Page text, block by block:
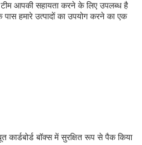
आपकी सहायता करने के लिए उपलब्ध है
हमारे उत्पादों का उपयोग करने का एक
कार्डबोर्ड बॉक्स में सुरक्षित रूप से पैक किया